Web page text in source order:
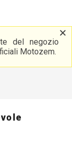
del negozio
Motozem.